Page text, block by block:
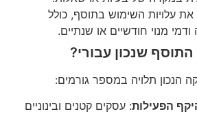
את עלויות השימוש בתוסף, כולל
מנוי חודשיים או שנתיים.
שנכון עבורי?
הנכון תלויה במספר גורמים:
הפעילות: עסקים קטנים ובינוניים